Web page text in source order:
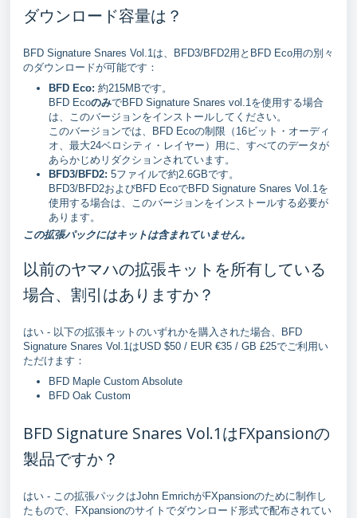
ダウンロード容量は？
BFD Signature Snares Vol.1は、BFD3/BFD2用とBFD Eco用の別々
のダウンロードが可能です：
BFD Eco: 約215MBです。
BFD EcoのみでBFD Signature Snares vol.1を使用する場合
は、このバージョンをインストールしてください。
このバージョンでは、BFD Ecoの制限（16ビット・オーディ
オ、最大24ベロシティ・レイヤー）用に、すべてのデータが
あらかじめリダクションされています。
BFD3/BFD2: 5ファイルで約2.6GBです。
BFD3/BFD2およびBFD EcoでBFD Signature Snares Vol.1を
使用する場合は、このバージョンをインストールする必要が
あります。
この拡張パックにはキットは含まれていません。
以前のヤマハの拡張キットを所有している
場合、割引はありますか？
はい - 以下の拡張キットのいずれかを購入された場合、BFD
Signature Snares Vol.1はUSD $50 / EUR €35 / GB £25でご利用い
ただけます：
BFD Maple Custom Absolute
BFD Oak Custom
BFD Signature Snares Vol.1はFXpansionの
製品ですか？
はい - この拡張パックはJohn EmrichがFXpansionのために制作し
たもので、FXpansionのサイトでダウンロード形式で配布されてい